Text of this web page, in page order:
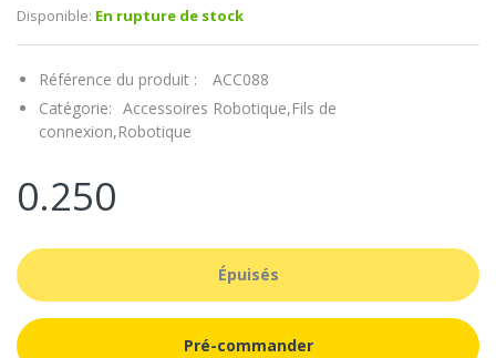
Disponible: En rupture de stock
Référence du produit :
ACC088
Catégorie: Accessoires Robotique,Fils de
connexion,Robotique
0.250
Épuisés
Pré-commander